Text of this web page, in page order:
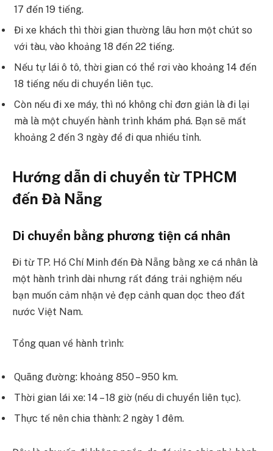
17 đến 19 tiếng.
Đi xe khách thì thời gian thường lâu hơn một chút so
với tàu, vào khoảng 18 đến 22 tiếng.
Nếu tự lái ô tô, thời gian có thể rơi vào khoảng 14 đến
18 tiếng nếu di chuyển liên tục.
Còn nếu đi xe máy, thì nó không chỉ đơn giản là đi lại
mà là một chuyến hành trình khám phá. Bạn sẽ mất
khoảng 2 đến 3 ngày để đi qua nhiều tỉnh.
Hướng dẫn di chuyển từ TPHCM
đến Đà Nẵng
Di chuyển bằng phương tiện cá nhân
Đi từ TP. Hồ Chí Minh đến Đà Nẵng bằng xe cá nhân là
một hành trình dài nhưng rất đáng trải nghiệm nếu
bạn muốn cảm nhận vẻ đẹp cảnh quan dọc theo đất
nước Việt Nam.
Tổng quan về hành trình:
Quãng đường: khoảng 850 – 950 km.
Thời gian lái xe: 14 – 18 giờ (nếu di chuyển liên tục).
Thực tế nên chia thành: 2 ngày 1 đêm.